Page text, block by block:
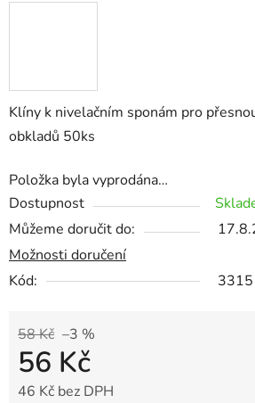
Klíny k nivelačním sponám pro
obkladů 50ks
Položka byla vyprodána…
Dostupnost
Můžeme doručit do:
Možnosti doručení
Kód:
3315
58 Kč –3 %
56 Kč
46 Kč bez DPH